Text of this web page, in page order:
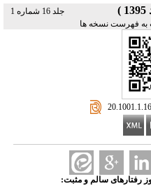
جلد 16 شماره 1
فهرست نسخه ها
رفتارهای سالم و مثبت: